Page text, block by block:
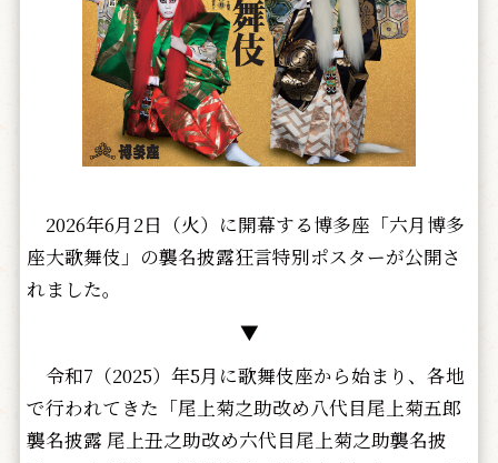
2026年6月2日（火）に開幕する博多座「六月博多
座大歌舞伎」の襲名披露狂言特別ポスターが公開さ
れました。
▼
令和7（2025）年5月に歌舞伎座から始まり、各地
で行われてきた「尾上菊之助改め八代目尾上菊五郎
襲名披露 尾上丑之助改め六代目尾上菊之助襲名披